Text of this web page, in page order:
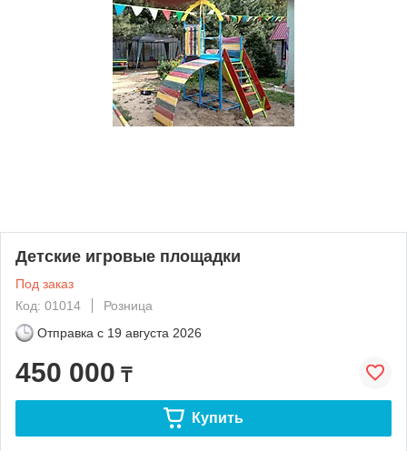
Детские игровые площадки
Под заказ
Код: 01014
Розница
Отправка с 19 августа 2026
450 000 ₸
Купить